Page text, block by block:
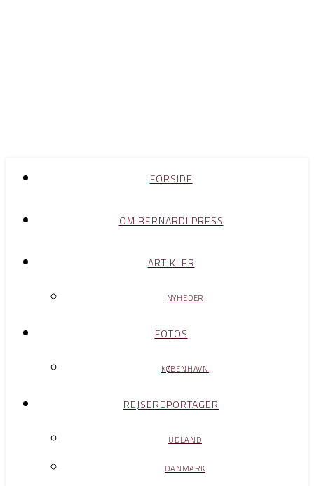
FORSIDE
OM BERNARDI PRESS
ARTIKLER
NYHEDER
FOTOS
KØBENHAVN
REJSEREPORTAGER
UDLAND
DANMARK